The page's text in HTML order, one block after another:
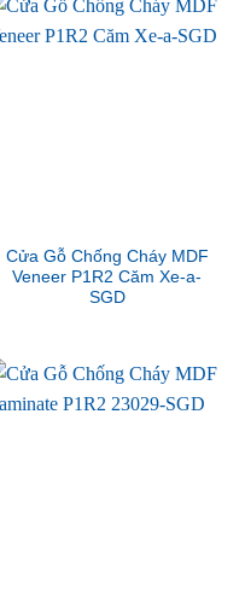
Cửa Gỗ Chống Cháy MDF
Veneer P1R2 Căm Xe-a-
SGD